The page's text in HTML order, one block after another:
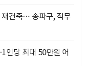
건축… 송파구, 직무
인당 최대 50만원 어